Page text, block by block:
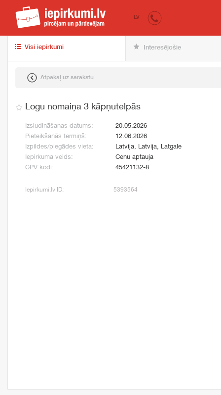
iepirkumi.lv
LV
Visi iepirkumi Interesējošie
Atpakaļ uz sarakstu
Logu nomaiņa 3 kāpņutelpās
Izsludināšanas datums:
20.05.2026
Pieteikšanās termiņš:
12.06.2026
Izpildes/piegādes vieta:
Latvija, Latvija, Latgale
Iepirkuma veids:
Cenu aptauja
CPV kodi:
45421132-8
Iepirkumi.lv ID: 5393564